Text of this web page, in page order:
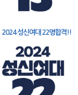
2024 성신여대 22명합격!!